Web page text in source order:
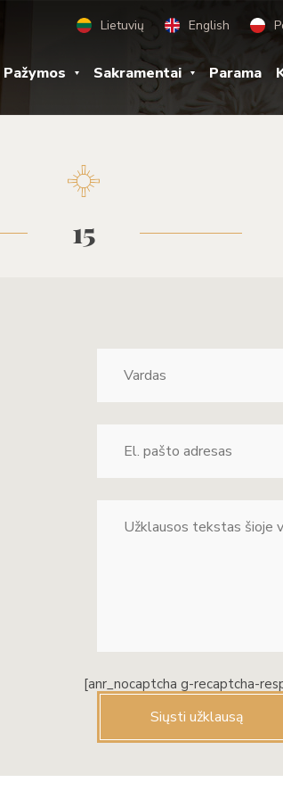
Lietuvių English
Pažymos Sakramentai Parama
15
[anr_nocaptcha g-recaptcha-